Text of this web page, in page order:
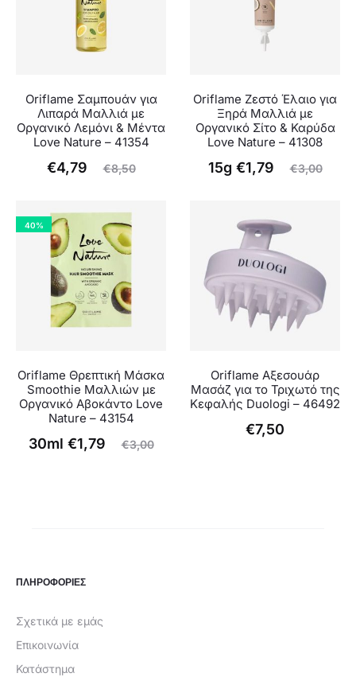
Oriflame Σαμπουάν για
Λιπαρά Μαλλιά με
Οργανικό Λεμόνι & Μέντα
Love Nature – 41354
€8,50
Original
was:
€8,50.
€4,79
Η
τιμή
είναι:
Oriflame Ζεστό Έλαιο για
Ξηρά Μαλλιά με
Οργανικό Σίτο & Καρύδα
Love Nature – 41308
€3,00
Original
€3,00.
€1,79
Η
€1,79.
15g
40%
Oriflame Θρεπτική Μάσκα
Smoothie Μαλλιών με
Οργανικό Αβοκάντο Love
Nature – 43154
€3,00
Original
€1,79
Η
30ml
Oriflame Αξεσουάρ
Μασάζ για το Τριχωτό της
Κεφαλής Duologi – 46492
€7,50
ΠΛΗΡΟΦΟΡΙΕΣ
Σχετικά με εμάς
Επικοινωνία
Κατάστημα